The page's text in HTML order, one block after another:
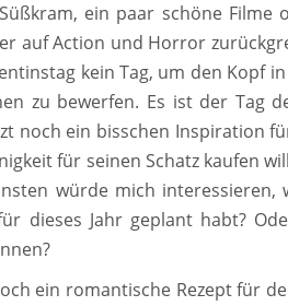
ein paar schöne Filme
auf Action und Horror
kein Tag, um den Kopf
zu bewerfen. Es ist der Tag
noch ein bisschen Inspiration
für seinen Schatz kaufen
würde mich
dieses Jahr geplant habt?
ein romantische Rezept für